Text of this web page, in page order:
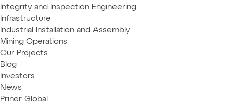
Integrity and Inspection Engineering
Infrastructure
Industrial Installation and Assembly
Mining Operations
Our Projects
Blog
Investors
News
Priner Global